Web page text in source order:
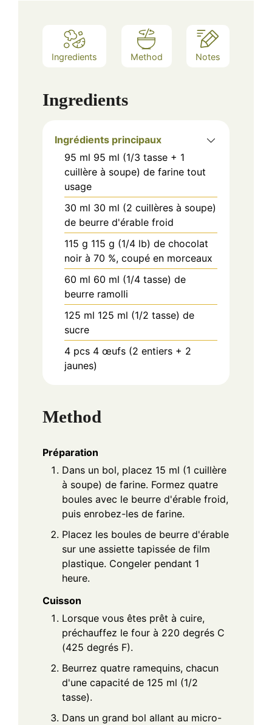
Ingredients Method Notes
Ingredients
Ingrédients principaux
95 ml 95 ml (1/3 tasse + 1
cuillère à soupe) de farine tout
usage
30 ml 30 ml (2 cuillères à soupe)
de beurre d'érable froid
115 g 115 g (1/4 lb) de chocolat
noir à 70 %, coupé en morceaux
60 ml 60 ml (1/4 tasse) de
beurre ramolli
125 ml 125 ml (1/2 tasse) de
sucre
4 pcs 4 œufs (2 entiers + 2
jaunes)
Method
Préparation
Dans un bol, placez 15 ml (1 cuillère
à soupe) de farine. Formez quatre
boules avec le beurre d'érable froid,
puis enrobez-les de farine.
Placez les boules de beurre d'érable
sur une assiette tapissée de film
plastique. Congeler pendant 1
heure.
Cuisson
Lorsque vous êtes prêt à cuire,
préchauffez le four à 220 degrés C
(425 degrés F).
Beurrez quatre ramequins, chacun
d'une capacité de 125 ml (1/2
tasse).
Dans un grand bol allant au micro-